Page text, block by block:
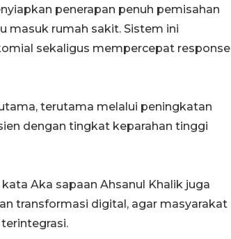
penerapan penuh pemisahan
masuk rumah sakit. Sistem ini
sekaligus mempercepat response
terutama melalui peningkatan
dengan tingkat keparahan tinggi
Aka sapaan Ahsanul Khalik juga
transformasi digital, agar masyarakat